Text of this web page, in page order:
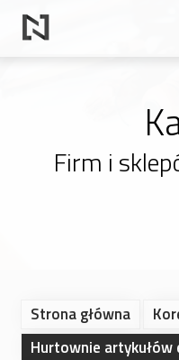
Firm i
Strona główna
Hurtownie